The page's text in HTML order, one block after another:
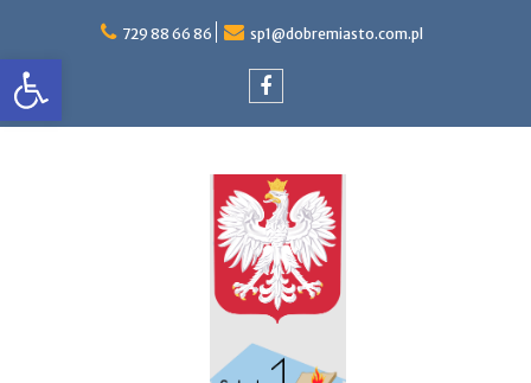
Otwórz pasek narzędzicontent
729 88 66 86 sp1@dobremiasto.com.pl